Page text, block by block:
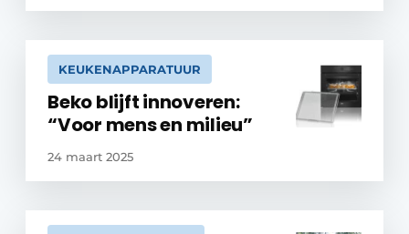
KEUKENAPPARATUUR
Beko blijft innoveren:
“Voor mens en milieu”
24 maart 2025